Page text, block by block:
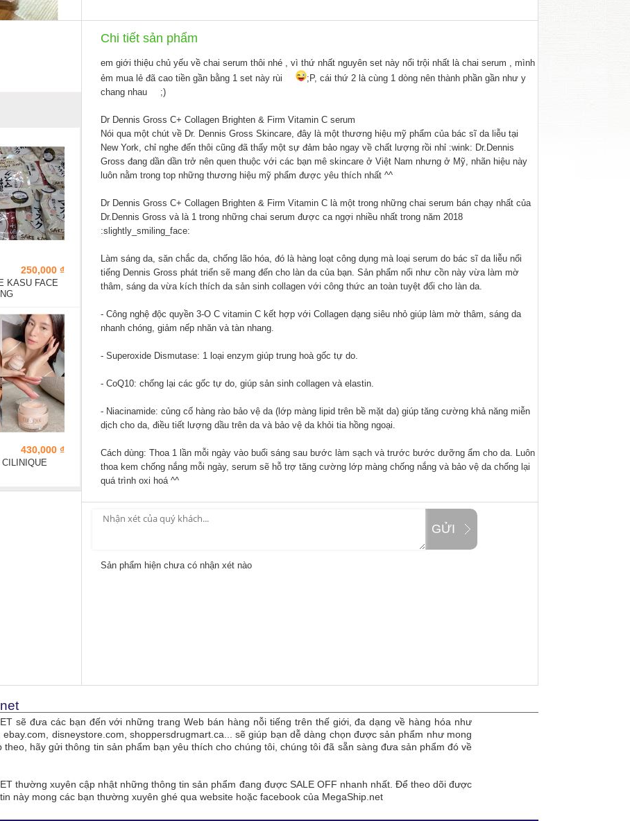
250,000 ₫
KASU FACE
430,000 ₫
Chi tiết sản phẩm
em giới thiệu chủ yếu về chai serum thôi nhé , vì thứ nhất nguyên set này nổi trội nhất là chai serum , mình
ẻm mua lẻ đã cao tiền gần bằng 1 set này rùi
;P, cái thứ 2 là cùng 1 dòng nên thành phần gần như y
chang nhau
;)
Dr Dennis Gross C+ Collagen Brighten & Firm Vitamin C serum
Nói qua một chút về Dr. Dennis Gross Skincare, đây là một thương hiệu mỹ phẩm của bác sĩ da liễu tại
New York, chỉ nghe đến thôi cũng đã thấy một sự đảm bảo ngay về chất lượng rồi nhỉ :wink: Dr.Dennis
Gross đang dần dần trở nên quen thuộc với các bạn mê skincare ở Việt Nam nhưng ở Mỹ, nhãn hiệu này
luôn nằm trong top những thương hiệu mỹ phẩm được yêu thích nhất ^^
Dr Dennis Gross C+ Collagen Brighten & Firm Vitamin C là một trong những chai serum bán chạy nhất của
Dr.Dennis Gross và là 1 trong những chai serum được ca ngợi nhiều nhất trong năm 2018
:slightly_smiling_face:
Làm sáng da, săn chắc da, chống lão hóa, đó là hàng loạt công dụng mà loại serum do bác sĩ da liễu nổi
tiếng Dennis Gross phát triển sẽ mang đến cho làn da của bạn. Sản phẩm nổi như cồn này vừa làm mờ
thâm, sáng da vừa kích thích da sản sinh collagen với công thức an toàn tuyệt đối cho làn da.
- Công nghệ độc quyền 3-O C vitamin C kết hợp với Collagen dạng siêu nhỏ giúp làm mờ thâm, sáng da
nhanh chóng, giảm nếp nhăn và tàn nhang.
- Superoxide Dismutase: 1 loại enzym giúp trung hoà gốc tự do.
- CoQ10: chống lại các gốc tự do, giúp sản sinh collagen và elastin.
- Niacinamide: củng cố hàng rào bảo vệ da (lớp màng lipid trên bề mặt da) giúp tăng cường khả năng miễn
dịch cho da, điều tiết lượng dầu trên da và bảo vệ da khỏi tia hồng ngoại.
Cách dùng: Thoa 1 lần mỗi ngày vào buổi sáng sau bước làm sạch và trước bước dưỡng ẩm cho da. Luôn
thoa kem chống nắng mỗi ngày, serum sẽ hỗ trợ tăng cường lớp màng chống nắng và bảo vệ da chống lại
quá trình oxi hoá ^^
GỬI
Sản phẩm hiện chưa có nhận xét nào
sẽ đưa các bạn đến với những trang Web bán hàng nỗi tiếng trên thế giới, đa dạng về hàng hóa như
ebay.com, disneystore.com, shoppersdrugmart.ca... sẽ giúp bạn dễ dàng chọn được sản phẩm như mong
theo, hãy gửi thông tin sản phẩm bạn yêu thích cho chúng tôi, chúng tôi đã sẵn sàng đưa sản phẩm đó về
thường xuyên cập nhật những thông tin sản phẩm đang được SALE OFF nhanh nhất. Để theo dõi được
này mong các bạn thường xuyên ghé qua website hoặc facebook của MegaShip.net